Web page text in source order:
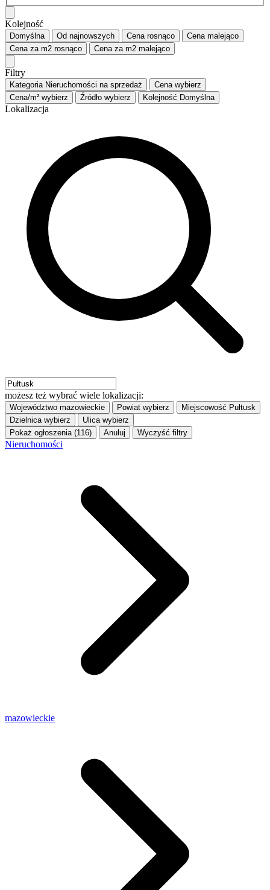
Kolejność
Domyślna Od najnowszych Cena rosnąco Cena malejąco
Cena za m2 rosnąco Cena za m2 malejąco
Filtry
Kategoria Nieruchomości na sprzedaż Cena wybierz
Cena/m² wybierz Źródło wybierz Kolejność Domyślna
Lokalizacja
możesz też wybrać wiele lokalizacji:
Województwo mazowieckie Powiat wybierz Miejscowość Pułtusk
Dzielnica wybierz Ulica wybierz
Pokaż ogłoszenia (116)
Anuluj Wyczyść filtry
Nieruchomości
mazowieckie